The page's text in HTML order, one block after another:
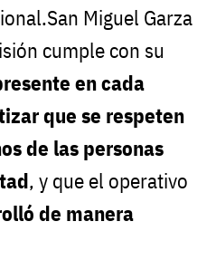
Miguel Garza
cumple con su
en cada
que se respeten
de las personas
, y que el operativo
de manera